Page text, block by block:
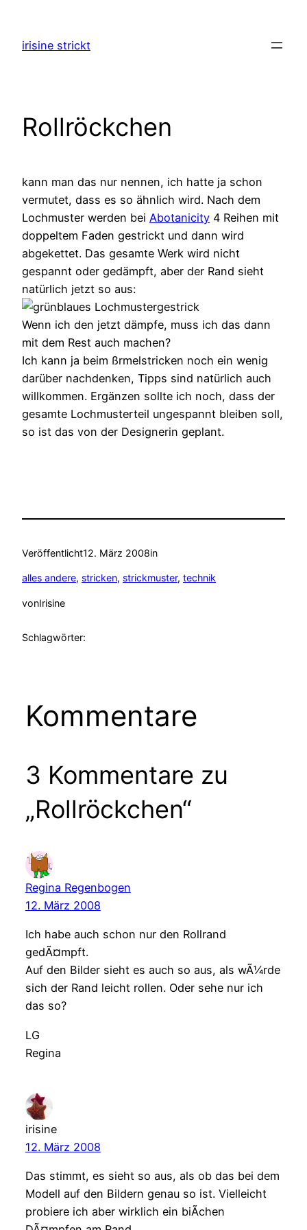
springen
irisine strickt
Rollröckchen
kann man das nur nennen, ich hatte ja schon
vermutet, dass es so ähnlich wird. Nach dem
Lochmuster werden bei Abotanicity 4 Reihen mit
doppeltem Faden gestrickt und dann wird
abgekettet. Das gesamte Werk wird nicht
gespannt oder gedämpft, aber der Rand sieht
natürlich jetzt so aus:
Wenn ich den jetzt dämpfe, muss ich das dann
mit dem Rest auch machen?
Ich kann ja beim ßrmelstricken noch ein wenig
darüber nachdenken, Tipps sind natürlich auch
willkommen. Ergänzen sollte ich noch, dass der
gesamte Lochmusterteil ungespannt bleiben soll,
so ist das von der Designerin geplant.
Veröffentlicht12. März 2008in
alles andere, stricken, strickmuster, technik
vonIrisine
Schlagwörter:
Kommentare
3 Kommentare zu
„Rollröckchen“
Regina Regenbogen
12. März 2008
Ich habe auch schon nur den Rollrand
gedÃ¤mpft.
Auf den Bilder sieht es auch so aus, als wÃ¼rde
sich der Rand leicht rollen. Oder sehe nur ich
das so?
LG
Regina
irisine
12. März 2008
Das stimmt, es sieht so aus, als ob das bei dem
Modell auf den Bildern genau so ist. Vielleicht
probiere ich aber wirklich ein biÃchen